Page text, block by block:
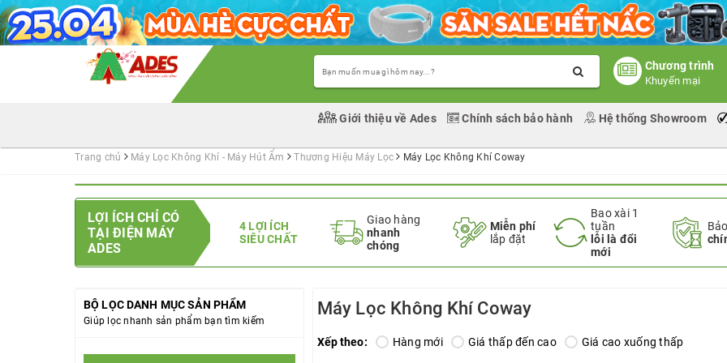
Chương trình
Khuyến mại
Giới thiệu về Ades Chính sách bảo hành Hệ thống Showroom
Trang chủ Máy Lọc Không Khí - Máy Hút Ẩm Thương Hiệu Máy Lọc Máy Lọc Không Khí Coway
LỢI ÍCH CHỈ CÓ
TẠI ĐIỆN MÁY
ADES
4 LỢI ÍCH
SIÊU CHẤT
Giao hàng
nhanh
chóng
Miễn phí
lắp đặt
Bao xài 1
tuần
lỗi là đổi
mới
BỘ LỌC DANH MỤC SẢN PHẨM
Giúp lọc nhanh sản phẩm bạn tìm kiếm
Máy Lọc Không Khí Coway
Xếp theo: Hàng mới Giá thấp đến cao Giá cao xuống thấp